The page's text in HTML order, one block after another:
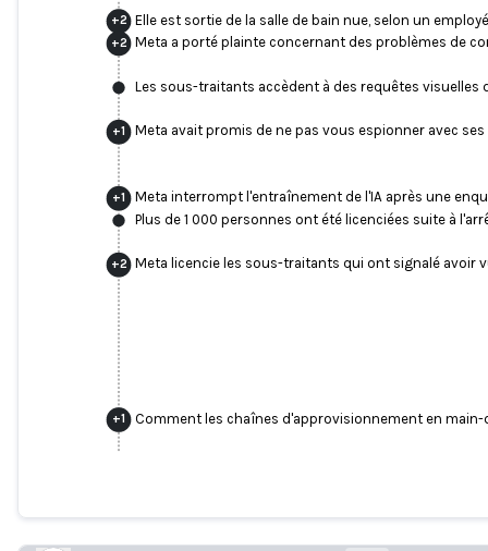
+2 Elle est sortie de la salle de bain nue, selon un
+2 Meta a porté plainte concernant des problèmes de
Les sous-traitants accèdent à des requêtes
+1 Meta avait promis de ne pas vous espionner avec
+1 Meta interrompt l'entraînement de l'IA après une
Plus de 1 000 personnes ont été licenciées suite à
+2 Meta licencie les sous-traitants qui ont signalé avoir
+1 Comment les chaînes d'approvisionnement en